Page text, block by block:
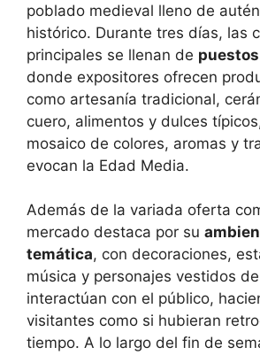
poblado medieval lleno de
histórico. Durante tres días, las
principales se llenan de
donde expositores ofrecen
como artesanía tradicional,
cuero, alimentos y dulces
mosaico de colores, aromas y
evocan la Edad Media.
Además de la variada oferta
mercado destaca por su
temática, con decoraciones,
música y personajes vestidos
interactúan con el público,
visitantes como si hubieran
tiempo. A lo largo del fin de